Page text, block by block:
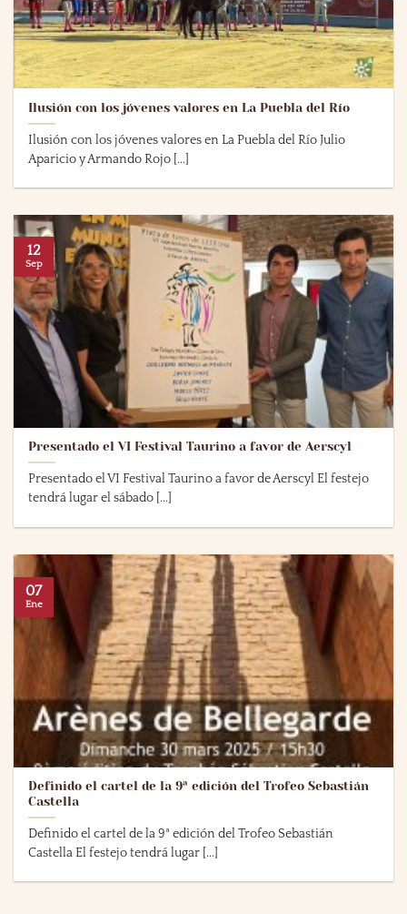
Ilusión con los jóvenes valores en La Puebla del Río
Ilusión con los jóvenes valores en La Puebla del Río Julio
Aparicio y Armando Rojo [...]
Presentado el VI Festival Taurino a favor de Aerscyl
Presentado el VI Festival Taurino a favor de Aerscyl El festejo
tendrá lugar el sábado [...]
12
Sep
Definido el cartel de la 9ª edición del Trofeo Sebastián
Castella
Definido el cartel de la 9ª edición del Trofeo Sebastián
Castella El festejo tendrá lugar [...]
07
Ene